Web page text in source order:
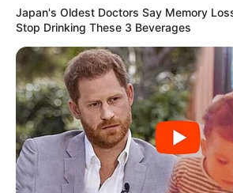
Japan's Oldest Doctors Say Memory
Stop Drinking These 3 Beverages